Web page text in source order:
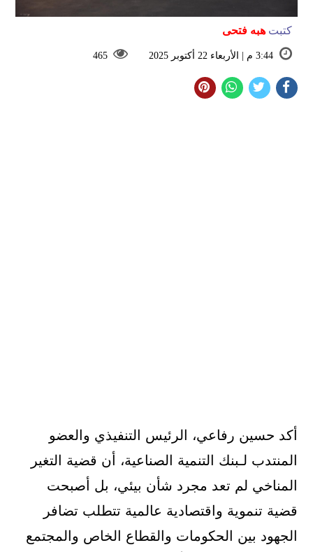
كتبت هبه فتحى
3:44 م | الأربعاء 22 أكتوبر 2025 465
أكد حسين رفاعي، الرئيس التنفيذي والعضو
المنتدب لـبنك التنمية الصناعية، أن قضية التغير
المناخي لم تعد مجرد شأن بيئي، بل أصبحت
قضية تنموية واقتصادية عالمية تتطلب تضافر
الجهود بين الحكومات والقطاع الخاص والمجتمع